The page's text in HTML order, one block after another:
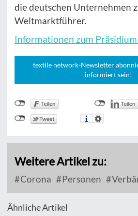
die deutschen Unternehmen
Weltmarktführer.
Informationen zum
textile network-Newsletter
informiert sein!
Weitere Artikel zu:
Corona Personen
Ähnliche Artikel